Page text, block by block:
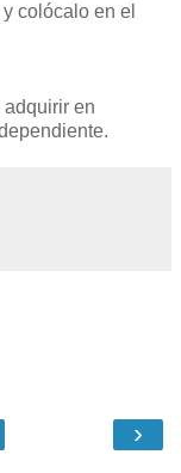
colócalo en el
adquirir en
›